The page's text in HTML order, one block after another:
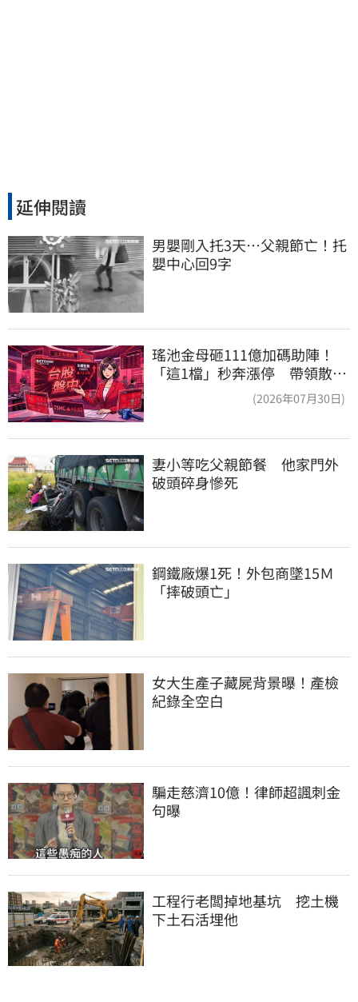
延伸閱讀
男嬰剛入托3天…父親節亡！托
嬰中心回9字
瑤池金母砸111億加碼助陣！
「這1檔」秒奔漲停 帶領散熱
(2026年07月30日)
妻小等吃父親節餐　他家門外
破頭碎身慘死
鋼鐵廠爆1死！外包商墜15Ｍ
「摔破頭亡」
女大生產子藏屍背景曝！產檢
紀錄全空白
騙走慈濟10億！律師超諷刺金
句曝
工程行老闆掉地基坑　挖土機
下土石活埋他